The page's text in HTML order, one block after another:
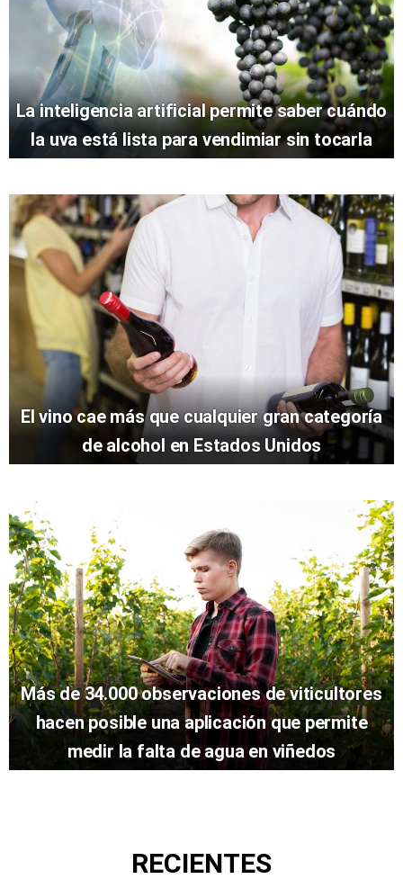
La inteligencia artificial permite saber cuándo
la uva está lista para vendimiar sin tocarla
El vino cae más que cualquier gran categoría
de alcohol en Estados Unidos
Más de 34.000 observaciones de viticultores
hacen posible una aplicación que permite
medir la falta de agua en viñedos
RECIENTES